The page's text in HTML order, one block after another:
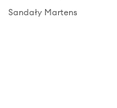
Sandały Martens